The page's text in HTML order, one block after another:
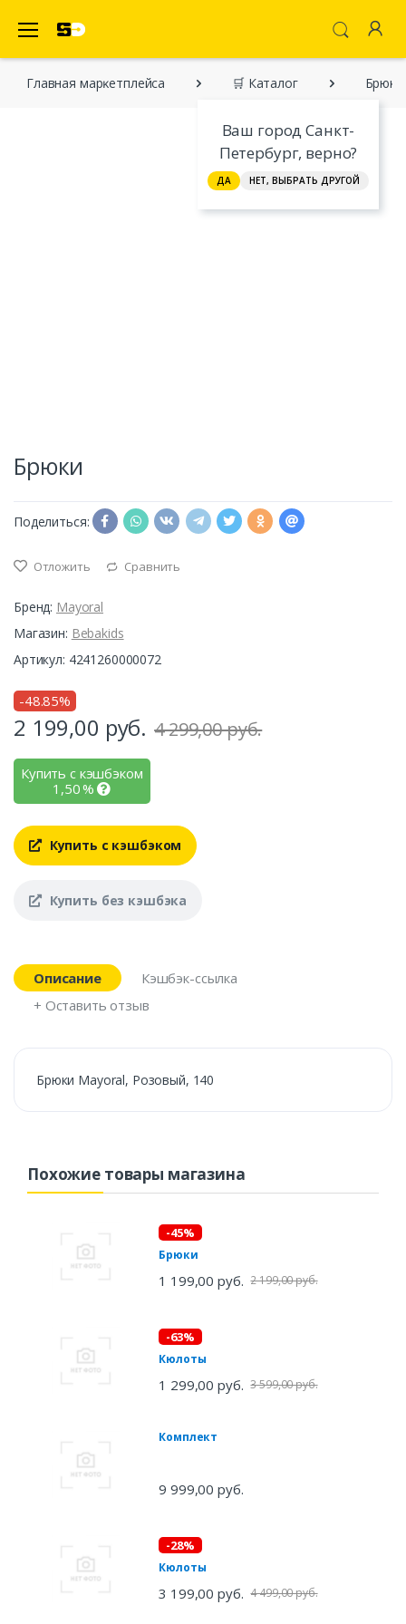
Ваш город Санкт-
Петербург, верно?
ДА НЕТ, ВЫБРАТЬ ДРУГОЙ
Главная марĸетплейса 🛒 Каталог Брюки
Брюки
Поделиться:
Отложить Сравнить
Бренд: Mayoral
Магазин: Bebakids
Артикул: 4241260000072
-48.85%
2 199,00 руб. 4 299,00 руб.
Купить с кэшбэком
1,50%
Купить с кэшбэком
Купить без кэшбэка
Описание
Кэшбэк-ссылка
+ Оставить отзыв
Брюки Mayoral, Розовый, 140
Похожие товары магазина
-45%
Брюки
1 199,00 руб. 2 199,00 руб.
-63%
Кюлоты
1 299,00 руб. 3 599,00 руб.
Комплект
9 999,00 руб.
-28%
Кюлоты
3 199,00 руб. 4 499,00 руб.